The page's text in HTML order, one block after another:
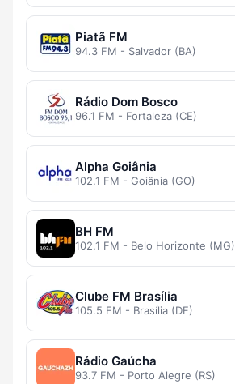
Piatã FM
94.3 FM - Salvador (BA)
Rádio Dom Bosco
96.1 FM - Fortaleza (CE)
Alpha Goiânia
102.1 FM - Goiânia (GO)
BH FM
102.1 FM - Belo Horizonte (MG)
Clube FM Brasília
105.5 FM - Brasília (DF)
Rádio Gaúcha
93.7 FM - Porto Alegre (RS)